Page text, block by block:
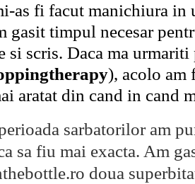
as fi facut manichiura in
gasit timpul necesar
si scris. Daca ma urmariti
), acolo am
aratat din cand in cand
sarbatorilor am
sa fiu mai exacta. Am
doua